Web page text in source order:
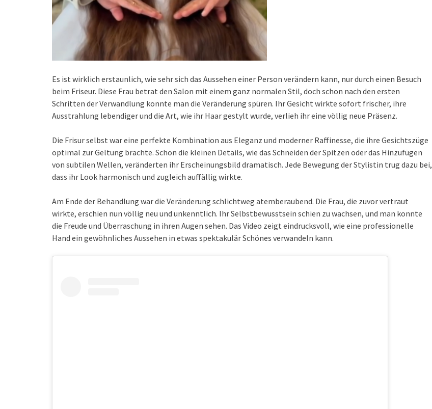
Es ist wirklich erstaunlich, wie sehr sich das Aussehen einer Person verändern kann, nur durch einen Besuch
beim Friseur. Diese Frau betrat den Salon mit einem ganz normalen Stil, doch schon nach den ersten
Schritten der Verwandlung konnte man die Veränderung spüren. Ihr Gesicht wirkte sofort frischer, ihre
Ausstrahlung lebendiger und die Art, wie ihr Haar gestylt wurde, verlieh ihr eine völlig neue Präsenz.
Die Frisur selbst war eine perfekte Kombination aus Eleganz und moderner Raffinesse, die ihre Gesichtszüge
optimal zur Geltung brachte. Schon die kleinen Details, wie das Schneiden der Spitzen oder das Hinzufügen
von subtilen Wellen, veränderten ihr Erscheinungsbild dramatisch. Jede Bewegung der Stylistin trug dazu bei,
dass ihr Look harmonisch und zugleich auffällig wirkte.
Am Ende der Behandlung war die Veränderung schlichtweg atemberaubend. Die Frau, die zuvor vertraut
wirkte, erschien nun völlig neu und unkenntlich. Ihr Selbstbewusstsein schien zu wachsen, und man konnte
die Freude und Überraschung in ihren Augen sehen. Das Video zeigt eindrucksvoll, wie eine professionelle
Hand ein gewöhnliches Aussehen in etwas spektakulär Schönes verwandeln kann.